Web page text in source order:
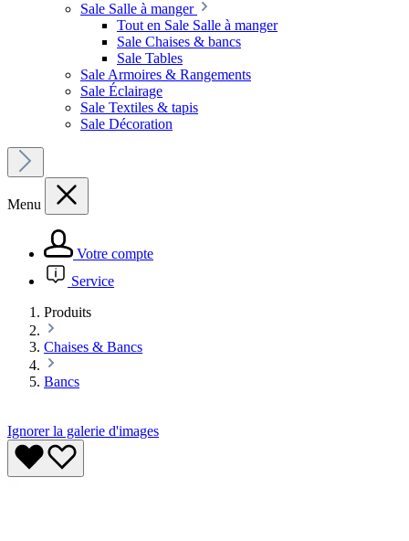
Sale Salle à manger
Tout en Sale Salle à manger
Sale Chaises & bancs
Sale Tables
Sale Armoires & Rangements
Sale Éclairage
Sale Textiles & tapis
Sale Décoration
Menu
Votre compte
Service
Produits
Chaises & Bancs
Bancs
Ignorer la galerie d'images